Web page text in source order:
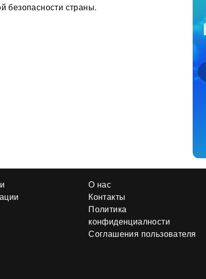
безопасности страны.
О нас
Контакты
Политика
конфиденциалности
Соглашения пользователя